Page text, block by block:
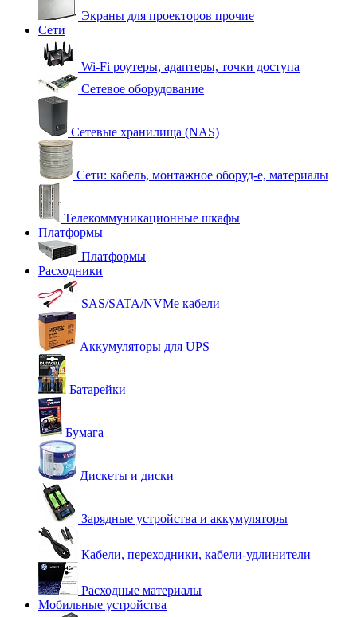
Экраны для проекторов прочие
Сети
Wi-Fi роутеры, адаптеры, точки доступа
Сетевое оборудование
Сетевые хранилища (NAS)
Сети: кабель, монтажное оборуд-е, материалы
Телекоммуникационные шкафы
Платформы
Платформы
Расходники
SAS/SATA/NVMe кабели
Аккумуляторы для UPS
Батарейки
Бумага
Дискеты и диски
Зарядные устройства и аккумуляторы
Кабели, переходники, кабели-удлинители
Расходные материалы
Мобильные устройства